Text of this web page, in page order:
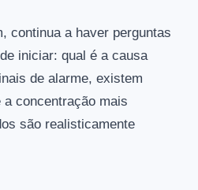
continua a haver perguntas
iniciar: qual é a causa
de alarme, existem
concentração mais
são realisticamente